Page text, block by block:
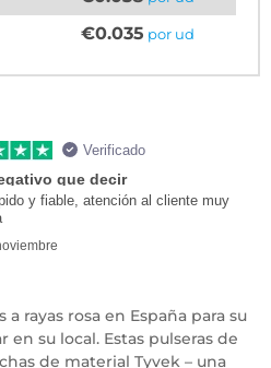
€0.035 por ud
Verificado
que decir
y fiable, atención al cliente muy
rayas rosa en España para su
su local. Estas pulseras de
de material Tyvek – una